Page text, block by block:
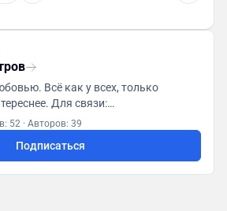
Всё как у всех, только
Для связи:
52 · Авторов: 39
Подписаться